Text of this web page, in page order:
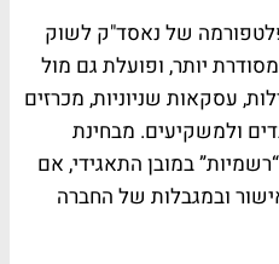
של נאסד"ק לשוק
יותר, ופועלת גם מול
עסקאות שניוניות, מכרזים
ולמשקיעים. מבחינת
“רשמיות” במובן התאגידי, אם
ובמגבלות של החברה